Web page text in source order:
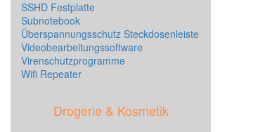
SSHD Festplatte
Subnotebook
Überspannungsschutz Steckdosenleiste
Videobearbeitungssoftware
Virenschutzprogramme
Wifi Repeater
Drogerie & Kosmetik